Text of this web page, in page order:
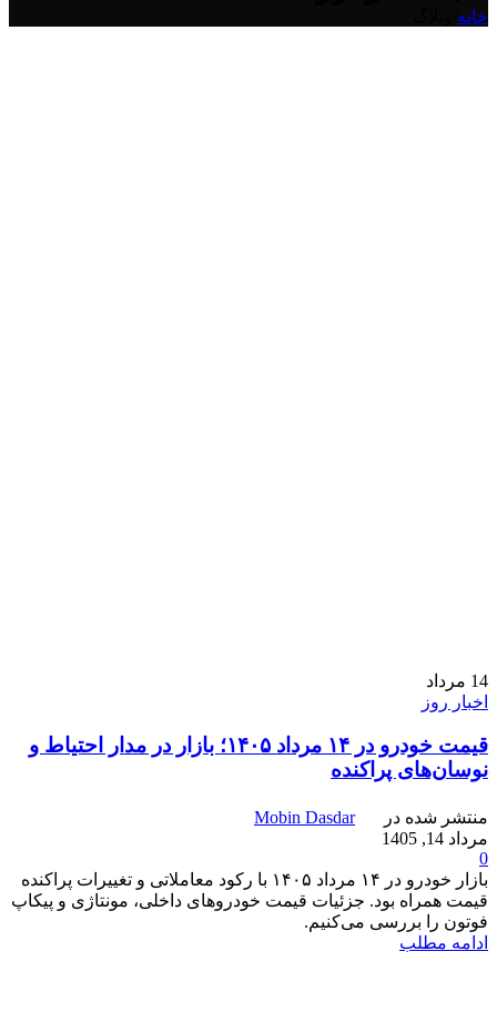
خانه
14 مرداد
اخبار روز
قیمت خودرو در ۱۴ مرداد ۱۴۰۵؛ بازار در مدار احتیاط و
نوسان‌های پراکنده
منتشر شده در
Mobin Dasdar
مرداد 14, 1405
0
بازار خودرو در ۱۴ مرداد ۱۴۰۵ با رکود معاملاتی و تغییرات پراکنده
قیمت همراه بود. جزئیات قیمت خودروهای داخلی، مونتاژی و پیکاپ
فوتون را بررسی می‌کنیم.
ادامه مطلب